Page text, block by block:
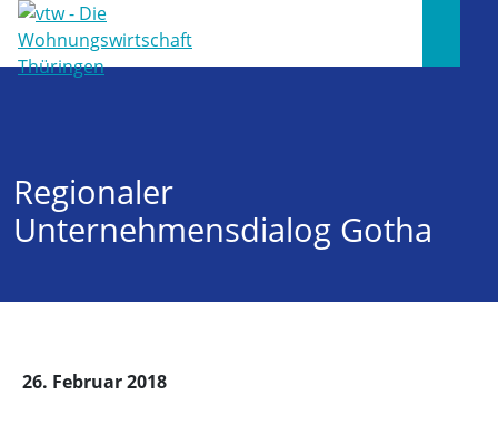
Regionaler
Unternehmensdialog Gotha
26. Februar 2018